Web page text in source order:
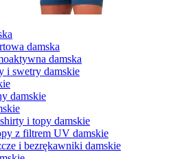
damska
damska
i swetry damskie
damskie
i topy damskie
z filtrem UV damskie
i bezrękawniki damskie